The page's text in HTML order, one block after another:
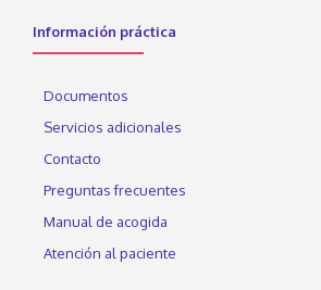
Información práctica
Documentos
Servicios adicionales
Contacto
Preguntas frecuentes
Manual de acogida
Atención al paciente